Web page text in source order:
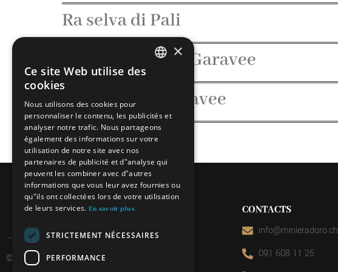
Ra selva di Pali
5. Aurifodine di Garavee
4. Mulino di Garavee
© 2026 Miniera d’oro di Sessa
CONTACTS
info@minieradoro.ch
091 608 11 25
GERMAN
ENGLISH
×
Ce site Web utilise des
cookies
Nous utilisons des cookies pour
personnaliser le contenu, les publicités et
analyser notre trafic. Nous partageons
également des informations sur votre
utilisation de notre site avec nos
partenaires de publicité et d"analyse qui
peuvent les combiner avec d"autres
informations que vous leur avez fournies ou
qu"ils ont collectées lors de votre utilisation
de leurs services. En savoir plus
STRICTEMENT NÉCESSAIRES
PERFORMANCE